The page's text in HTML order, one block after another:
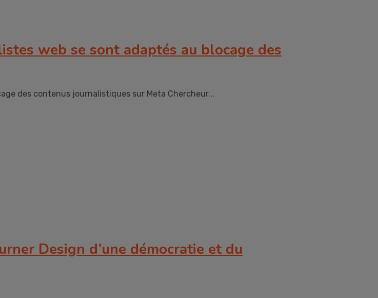
web se sont adaptés au blocage des
des contenus journalistiques sur Meta Chercheur...
Design d’une démocratie et du